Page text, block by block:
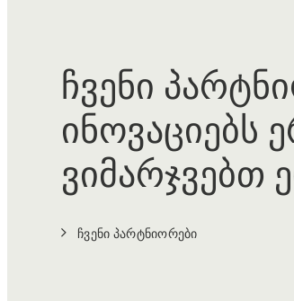
ჩვენი
ინოვაციებს
ვიმარჯვებთ
ჩვენი პარტნიორები